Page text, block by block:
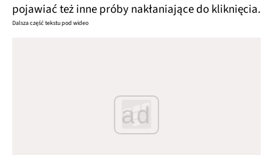
pojawiać też inne próby nakłaniające do kliknięcia.
Dalsza część tekstu pod wideo
ad